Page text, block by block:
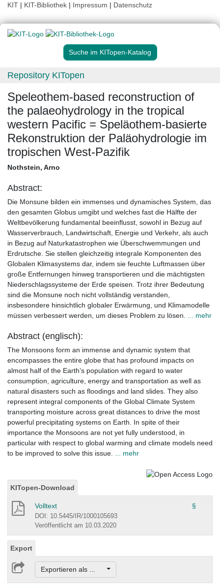
KIT | KIT-Bibliothek | Impressum | Datenschutz
Suche im KITopen-Katalog
Repository KITopen
Speleothem-based reconstruction of
the palaeohydrology in the tropical
western Pacific = Speläothem-basierte
Rekonstruktion der Paläohydrologie im
tropischen West-Pazifik
Nothstein, Arno
Abstract:
Die Monsune bilden ein immenses und dynamisches System, das
den gesamten Globus umgibt und welches fast die Hälfte der
Weltbevölkerung fundamental beeinflusst, sowohl in Bezug auf
Wasserverbrauch, Landwirtschaft, Energie und Verkehr, als auch
in Bezug auf Naturkatastrophen wie Überschwemmungen und
Erdrutsche. Sie stellen gleichzeitig integrale Komponenten des
Globalen Klimasystems dar, indem sie feuchte Luftmassen über
große Entfernungen hinweg transportieren und die mächtigsten
Niederschlagssysteme der Erde speisen. Trotz ihrer Bedeutung
sind die Monsune noch nicht vollständig verstanden,
insbesondere hinsichtlich globaler Erwärmung, und Klimamodelle
müssen verbessert werden, um dieses Problem zu lösen.
... mehr
Abstract (englisch):
The Monsoons form an immense and dynamic system that
encompasses the entire globe that has profound impacts on
almost half of the Earth’s population with regard to water
consumption, agriculture, energy and transportation as well as
natural disasters such as floodings and land slides. They also
represent integral components of the Global Climate System
transporting moisture across great distances to drive the most
powerful precipitating systems on Earth. In spite of their
importance the Monsoons are not yet fully understood, in
particular with respect to global warming and climate models need
to be improved to solve this issue.
... mehr
KITopen-Download
Volltext §
DOI: 10.5445/IR/1000105693
Veröffentlicht am 10.03.2020
Export
Exportieren als ...